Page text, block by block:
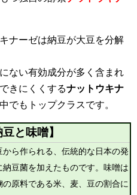
ナーゼは納豆が大豆を分解
ない有効成分が多く含まれ
きにくくするナットウキナ
でもトップクラスです。
豆と味噌】
ら作られる、伝統的な日本の発
豆菌を加えたものです。味噌は
原料である米、麦、豆の割合に